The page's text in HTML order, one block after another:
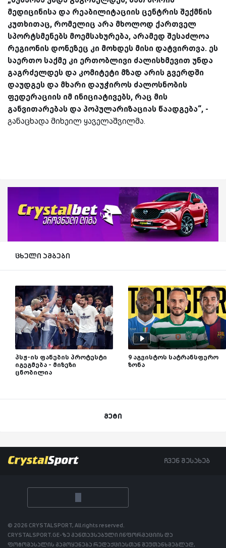
მედიცინისა და რეაბილიტაციის ცენტრის შექმნის
კუთხითაც, რომელიც არა მხოლოდ ქართველ
სპორტსმენებს მოემსახურება, არამედ შესაძლოა
რეგიონის დონეზეც კი მოხდეს მისი დატვირთვა. ეს
საერთო საქმე კი ერთობლივი ძალისხმევით უნდა
გაგრძელდეს და კომიტეტი მზად არის გვერდში
დაუდგეს და მხარი დაუჭიროს ძალოსნობის
ფედერაციის იმ ინიციატივებს, რაც მის
განვითარებას და პოპულარიზაციას წაადგება“, -
განაცხადა მიხეილ ყაველაშვილმა.
ცხელი ამბები
პსჟ-ის ფანების პროტესტი
იგეგმება - მიზეზი
ცნობილია
9 აგვისტოს სატრანსფერო
ზონა
მეტი
ჩვენ შესახებ
© 2026 CRYSTALSPORT, All rights reserved.
CRYSTALSPORT.GE-ზე განთავსებული ინფორმაციის და
ფოტომასალის გამოყენება რედაქციასთან შეუთანხმებლად,